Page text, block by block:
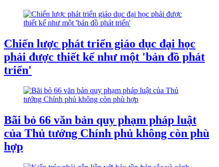
Chiến lược phát triển giáo dục đại học
phải được thiết kế như một 'bản đồ phát
triển'
Bãi bỏ 66 văn bản quy phạm pháp luật
của Thủ tướng Chính phủ không còn phù
hợp